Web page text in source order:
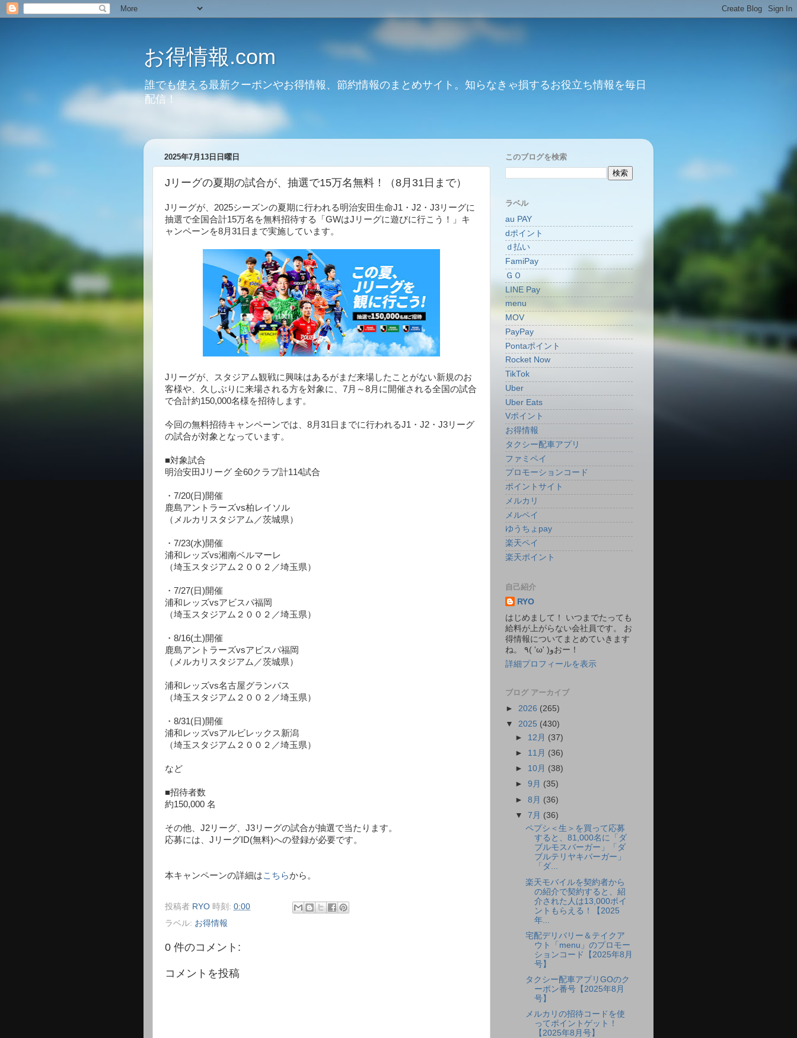
お得情報.com
誰でも使える最新クーポンやお得情報、節約情報のまとめサイト。知らなきゃ損するお役立ち情報を毎日
配信！
2025年7月13日日曜日
Jリーグの夏期の試合が、抽選で15万名無料！（8月31日まで）
Jリーグが、2025シーズンの夏期に行われる明治安田生命J1・J2・J3リーグに
抽選で全国合計15万名を無料招待する「GWはJリーグに遊びに行こう！」キ
ャンペーンを8月31日まで実施しています。
Jリーグが、スタジアム観戦に興味はあるがまだ来場したことがない新規のお
客様や、久しぶりに来場される方を対象に、7月～8月に開催される全国の試合
で合計約150,000名様を招待します。
今回の無料招待キャンペーンでは、8月31日までに行われるJ1・J2・J3リーグ
の試合が対象となっています。
■対象試合
明治安田Jリーグ 全60クラブ計114試合
・7/20(日)開催
鹿島アントラーズvs柏レイソル
（メルカリスタジアム／茨城県）
・7/23(水)開催
浦和レッズvs湘南ベルマーレ
（埼玉スタジアム２００２／埼玉県）
・7/27(日)開催
浦和レッズvsアビスパ福岡
（埼玉スタジアム２００２／埼玉県）
・8/16(土)開催
鹿島アントラーズvsアビスパ福岡
（メルカリスタジアム／茨城県）
浦和レッズvs名古屋グランパス
（埼玉スタジアム２００２／埼玉県）
・8/31(日)開催
浦和レッズvsアルビレックス新潟
（埼玉スタジアム２００２／埼玉県）
など
■招待者数
約150,000 名
その他、J2リーグ、J3リーグの試合が抽選で当たります。
応募には、JリーグID(無料)への登録が必要です。
本キャンペーンの詳細はこちらから。
投稿者 RYO 時刻: 0:00
ラベル: お得情報
0 件のコメント:
コメントを投稿
このブログを検索
ラベル
au PAY
dポイント
ｄ払い
FamiPay
ＧＯ
LINE Pay
menu
MOV
PayPay
Pontaポイント
Rocket Now
TikTok
Uber
Uber Eats
Vポイント
お得情報
タクシー配車アプリ
ファミペイ
プロモーションコード
ポイントサイト
メルカリ
メルペイ
ゆうちょpay
楽天ペイ
楽天ポイント
自己紹介
RYO
はじめまして！ いつまでたっても
給料が上がらない会社員です。 お
得情報についてまとめていきます
ね。 ٩( 'ω' )وおー！
詳細プロフィールを表示
ブログ アーカイブ
► 2026 (265)
▼ 2025 (430)
► 12月 (37)
► 11月 (36)
► 10月 (38)
►9月 (35)
►8月 (36)
▼7月 (36)
ペプシ＜生＞を買って応募
すると、81,000名に「ダ
ブルモスバーガー」「ダ
ブルテリヤキバーガー」
「ダ...
楽天モバイルを契約者から
の紹介で契約すると、紹
介された人は13,000ポイ
ントもらえる！【2025
年...
宅配デリバリー＆テイクア
ウト「menu」のプロモー
ションコード【2025年8月
号】
タクシー配車アプリGOのク
ーポン番号【2025年8月
号】
メルカリの招待コードを使
ってポイントゲット！
【2025年8月号】